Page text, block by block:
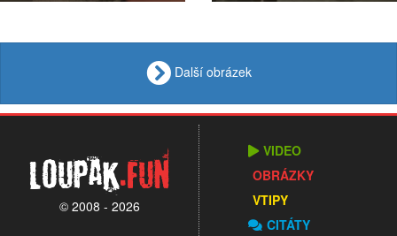
Další obrázek
Loupak.fun
© 2008 - 2026
VIDEO
OBRÁZKY
VTIPY
CITÁTY